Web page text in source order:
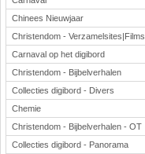
Chinees Nieuwjaar
Christendom - Verzamelsites|Films
Carnaval op het digibord
Christendom - Bijbelverhalen
Collecties digibord - Divers
Chemie
Christendom - Bijbelverhalen - OT
Collecties digibord - Panorama